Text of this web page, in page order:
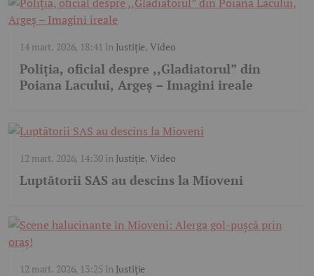
14 mart. 2026, 18:41 în Justiție,Video
Poliția, oficial despre ,,Gladiatorul” din
Poiana Lacului, Argeș – Imagini ireale
12 mart. 2026, 14:30în Justiție,Video
Luptătorii SAS au descins la Mioveni
12 mart. 2026, 13:25 în Justiție